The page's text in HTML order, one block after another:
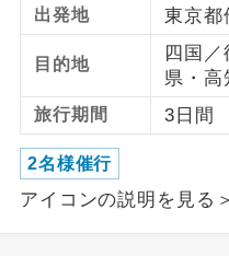
出発地 東京都
目的地
四国
県・
旅行期間 3日間
2名様催行
アイコンの説明を見る
女性限定
女性
す。
年齢制限あり
ご参
です。
航空会社指定
ホテル指定
ご紹